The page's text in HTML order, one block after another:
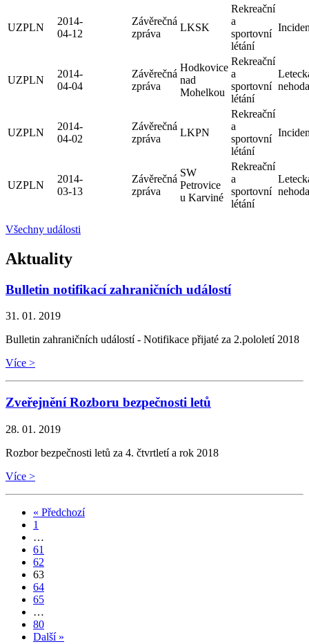
UZPLN
2014-
04-12
Závěrečná
zpráva
LKSK
Rekreační
a
sportovní
létání
UZPLN
2014-
04-04
Závěrečná
zpráva
Hodkovice
nad
Mohelkou
Rekreační
a
sportovní
létání
nehoda
UZPLN
2014-
04-02
Závěrečná
zpráva
LKPN
Rekreační
a
sportovní
létání
UZPLN
2014-
03-13
Závěrečná
zpráva
SW
Petrovice
u Karviné
Rekreační
a
sportovní
létání
nehoda
Všechny události
Aktuality
Bulletin notifikací zahraničních událostí
31. 01. 2019
Bulletin zahraničních událostí - Notifikace přijaté za 2.pololetí 2018
Více >
Zveřejnění Rozboru bezpečnosti letů
28. 01. 2019
Rozbor bezpečnosti letů za 4. čtvrtletí a rok 2018
Více >
« Předchozí
1
…
61
62
63
64
65
…
80
Další »